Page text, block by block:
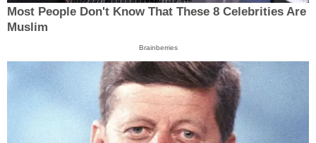
Most People Don't Know That These 8 Celebrities Are
Muslim
Brainberries